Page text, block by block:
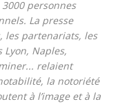
personnes
La presse
les partenariats, les
Naples,
relaient
la notoriété
à l’image et à la